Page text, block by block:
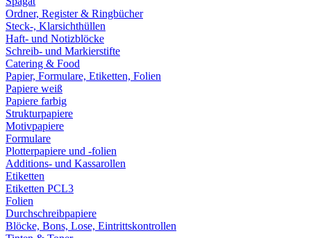
Ordner, Register & Ringbücher
Steck-, Klarsichthüllen
Haft- und Notizblöcke
Schreib- und Markierstifte
Catering & Food
Papier, Formulare, Etiketten, Folien
Papiere weiß
Papiere farbig
Strukturpapiere
Motivpapiere
Formulare
Plotterpapiere und -folien
Additions- und Kassarollen
Etiketten
Etiketten PCL3
Folien
Durchschreibpapiere
Blöcke, Bons, Lose, Eintrittskontrollen